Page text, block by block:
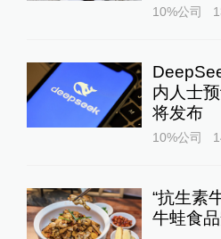
10%公司
内人士
将发布
10%公司
“抗生素
牛蛙食